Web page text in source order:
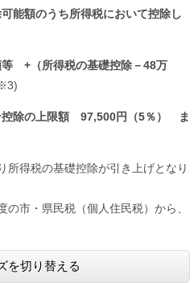
額のうち所得税において控除し
+（所得税の基礎控除－48万
除の上限額 97,500円（5％） ま
得税の基礎控除が引き上げとなり
・県民税（個人住民税）から、
を切り替える